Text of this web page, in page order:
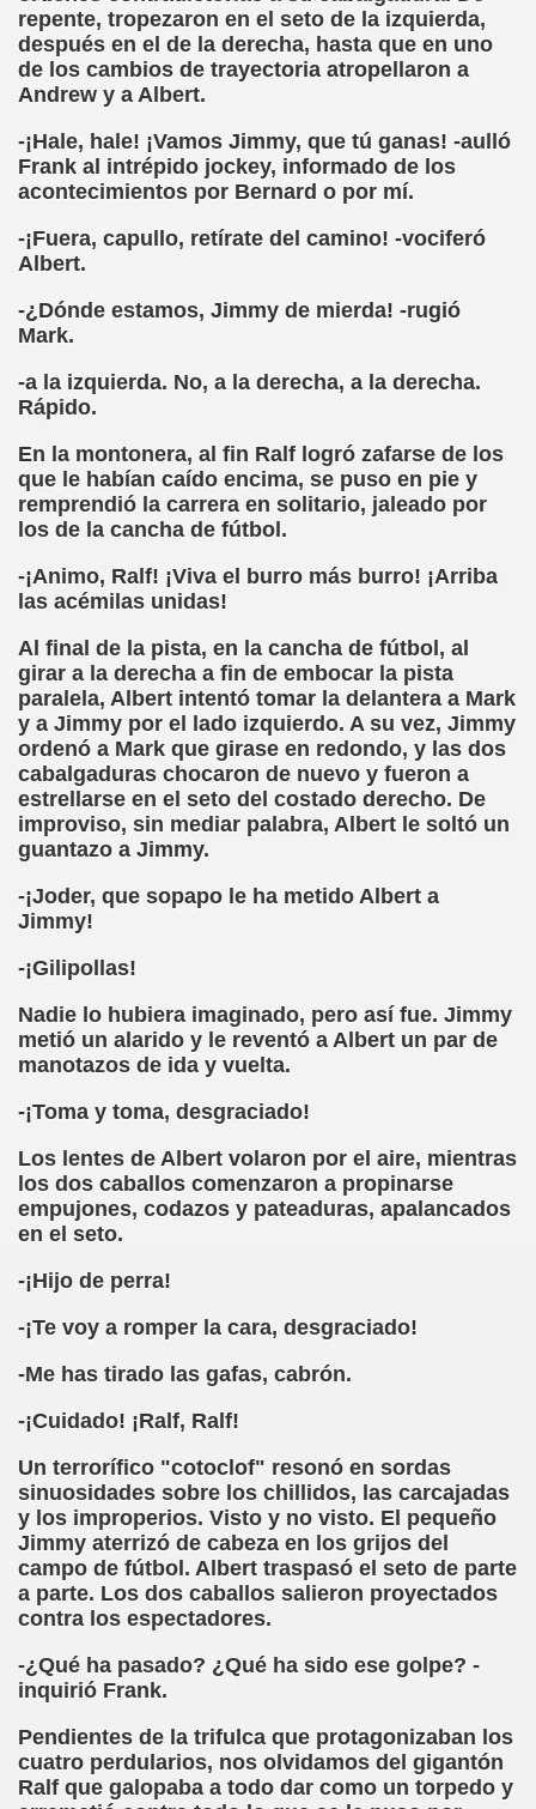
repente, tropezaron en el seto de la izquierda,
después en el de la derecha, hasta que en uno
de los cambios de trayectoria atropellaron a
Andrew y a Albert.
-¡Hale, hale! ¡Vamos Jimmy, que tú ganas! -aulló
Frank al intrépido jockey, informado de los
acontecimientos por Bernard o por mí.
-¡Fuera, capullo, retírate del camino! -vociferó
Albert.
-¿Dónde estamos, Jimmy de mierda! -rugió
Mark.
-a la izquierda. No, a la derecha, a la derecha.
Rápido.
En la montonera, al fin Ralf logró zafarse de los
que le habían caído encima, se puso en pie y
remprendió la carrera en solitario, jaleado por
los de la cancha de fútbol.
-¡Animo, Ralf! ¡Viva el burro más burro! ¡Arriba
las acémilas unidas!
Al final de la pista, en la cancha de fútbol, al
girar a la derecha a fin de embocar la pista
paralela, Albert intentó tomar la delantera a Mark
y a Jimmy por el lado izquierdo. A su vez, Jimmy
ordenó a Mark que girase en redondo, y las dos
cabalgaduras chocaron de nuevo y fueron a
estrellarse en el seto del costado derecho. De
improviso, sin mediar palabra, Albert le soltó un
guantazo a Jimmy.
-¡Joder, que sopapo le ha metido Albert a
Jimmy!
-¡Gilipollas!
Nadie lo hubiera imaginado, pero así fue. Jimmy
metió un alarido y le reventó a Albert un par de
manotazos de ida y vuelta.
-¡Toma y toma, desgraciado!
Los lentes de Albert volaron por el aire, mientras
los dos caballos comenzaron a propinarse
empujones, codazos y pateaduras, apalancados
en el seto.
-¡Hijo de perra!
-¡Te voy a romper la cara, desgraciado!
-Me has tirado las gafas, cabrón.
-¡Cuidado! ¡Ralf, Ralf!
Un terrorífico "cotoclof" resonó en sordas
sinuosidades sobre los chillidos, las carcajadas
y los improperios. Visto y no visto. El pequeño
Jimmy aterrizó de cabeza en los grijos del
campo de fútbol. Albert traspasó el seto de parte
a parte. Los dos caballos salieron proyectados
contra los espectadores.
-¿Qué ha pasado? ¿Qué ha sido ese golpe? -
inquirió Frank.
Pendientes de la trifulca que protagonizaban los
cuatro perdularios, nos olvidamos del gigantón
Ralf que galopaba a todo dar como un torpedo y
2005 (Fermín Tamayo)
2005 (Fermín Tamayo)
2011 (Fermín Tamayo)
la Participación de las Personas Deficientes Visuales
Oliva)
la Luz (Brígida Rivas Ordóñez)
Jesús Sánchez Oliva)
Jesús Cañamares)
Martín Figueroa)
a Louis Braille (Alberto Gil)
Rosell Vera)
de los Niños Invidentes hasta la Puesta en Marcha de
de Pasado, de Presente y de Futuro (Equipos del
(Pedro Zurita)
(Pedro Zurita)
(Pedro Zurita)
Euskera (Pedro Zurita)
de San Ovidio (Roberto Enjuto)
Soto Galán)
(M. R. Olson)
Fellenius)
y perspectivas (Enrique Elissalde)
Jesús Cañamares)
de Santiago (Angelines sánchez Herrero)
González Otero)
Disminución Visual Grave (Pedro Zurita)
gonzález Otero)
ONCE de Pontevedra (Blas Vázquez Rodríguez)